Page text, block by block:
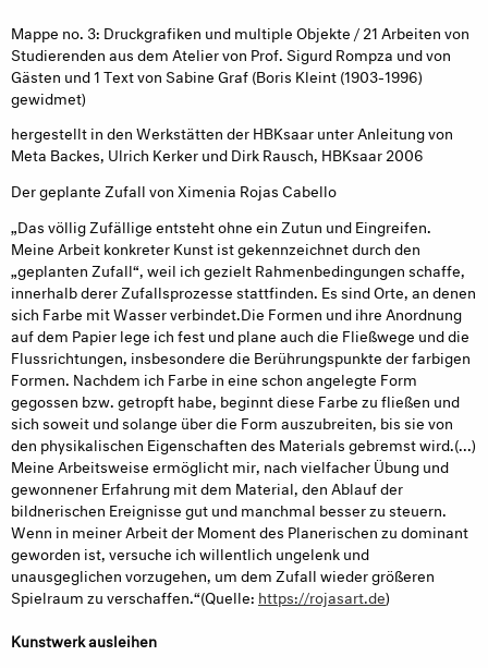
Mappe no. 3: Druckgrafiken und multiple Objekte / 21 Arbeiten von
Studierenden aus dem Atelier von Prof. Sigurd Rompza und von
Gästen und 1 Text von Sabine Graf (Boris Kleint (1903-1996)
gewidmet)
hergestellt in den Werkstätten der HBKsaar unter Anleitung von
Meta Backes, Ulrich Kerker und Dirk Rausch, HBKsaar 2006
Der geplante Zufall von Ximenia Rojas Cabello
„Das völlig Zufällige entsteht ohne ein Zutun und Eingreifen.
Meine Arbeit konkreter Kunst ist gekennzeichnet durch den
„geplanten Zufall“, weil ich gezielt Rahmenbedingungen schaffe,
innerhalb derer Zufallsprozesse stattfinden. Es sind Orte, an denen
sich Farbe mit Wasser verbindet.Die Formen und ihre Anordnung
auf dem Papier lege ich fest und plane auch die Fließwege und die
Flussrichtungen, insbesondere die Berührungspunkte der farbigen
Formen. Nachdem ich Farbe in eine schon angelegte Form
gegossen bzw. getropft habe, beginnt diese Farbe zu fließen und
sich soweit und solange über die Form auszubreiten, bis sie von
den physikalischen Eigenschaften des Materials gebremst wird.(...)
Meine Arbeitsweise ermöglicht mir, nach vielfacher Übung und
gewonnener Erfahrung mit dem Material, den Ablauf der
bildnerischen Ereignisse gut und manchmal besser zu steuern.
Wenn in meiner Arbeit der Moment des Planerischen zu dominant
geworden ist, versuche ich willentlich ungelenk und
unausgeglichen vorzugehen, um dem Zufall wieder größeren
Spielraum zu verschaffen.“(Quelle: https://rojasart.de)
Kunstwerk ausleihen